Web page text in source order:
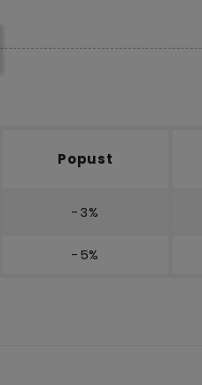
Popust
-3%
-5%